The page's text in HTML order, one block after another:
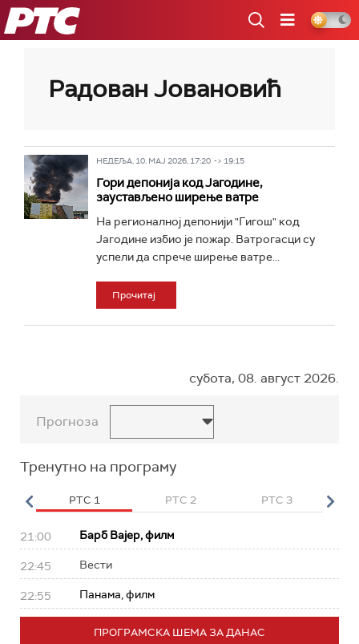
РТС
Радован Јовановић
НЕДЕЉА, 10. МАЈ 2026, 17:20 -> 19:15
Гори депонија код Јагодине,
заустављено ширење ватре
На регионалној депонији "Гигош" код
Јагодине избио је пожар. Ватрогасци су
успели да спрече ширење ватре...
Прочитај
субота, 08. август 2026.
Прогноза
Тренутно на програму
РТС 1 РТС 2 РТС 3
21:00 Барб Вајер, филм
22:45 Вести
22:55 Панама, филм
ПРОГРАМСКА ШЕМА ЗА ДАНАС